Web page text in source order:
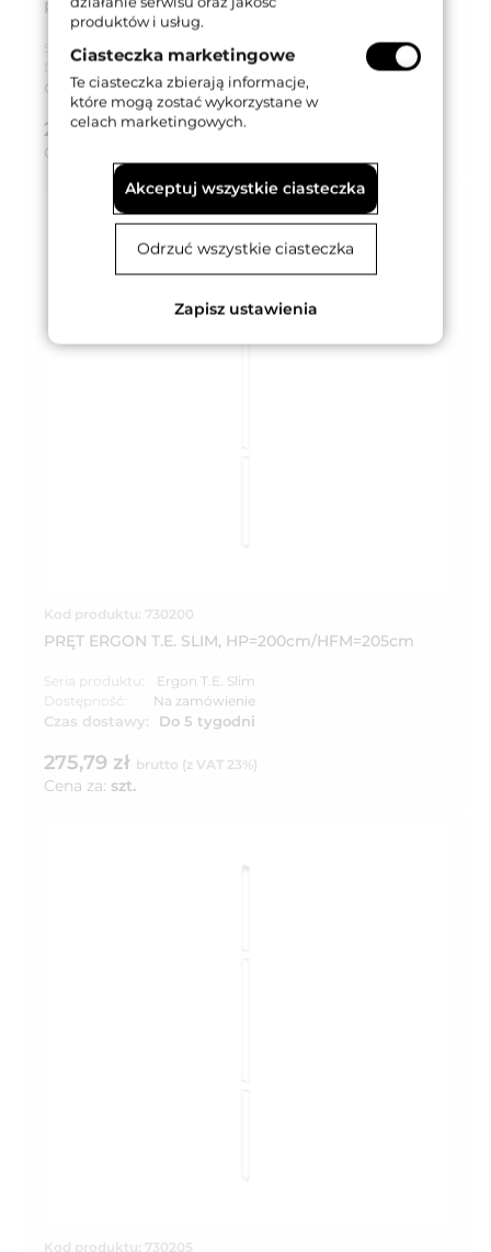
PRĘT ERGON T.E. SLIM, HP=195cm/HFM=200cm
Seria produktu:
Ergon T.E. Slim
Na zamówienie
Czas dostawy: Do 5 tygodni
275,79 złbrutto (z VAT 23%)
Cena za:
Kod produktu: 730200
PRĘT ERGON T.E. SLIM, HP=200cm/HFM=205cm
Seria produktu:
Ergon T.E. Slim
Dostępność:
Na zamówienie
Czas dostawy: Do 5 tygodni
275,79 zł brutto (z VAT 23%)
Cena za: szt.
Kod produktu: 730205
produktów i usług.
Ciasteczka marketingowe
Te ciasteczka zbierają informacje,
które mogą zostać wykorzystane w
celach marketingowych.
Akceptuj wszystkie ciasteczka
Odrzuć wszystkie ciasteczka
Zapisz ustawienia